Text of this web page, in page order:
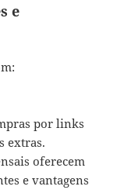
e
por links
extras.
oferecem
e vantagens